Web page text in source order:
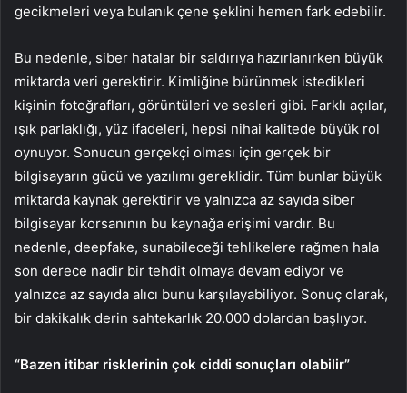
gecikmeleri veya bulanık çene şeklini hemen fark edebilir.
Bu nedenle, siber hatalar bir saldırıya hazırlanırken büyük
miktarda veri gerektirir. Kimliğine bürünmek istedikleri
kişinin fotoğrafları, görüntüleri ve sesleri gibi. Farklı açılar,
ışık parlaklığı, yüz ifadeleri, hepsi nihai kalitede büyük rol
oynuyor. Sonucun gerçekçi olması için gerçek bir
bilgisayarın gücü ve yazılımı gereklidir. Tüm bunlar büyük
miktarda kaynak gerektirir ve yalnızca az sayıda siber
bilgisayar korsanının bu kaynağa erişimi vardır. Bu
nedenle, deepfake, sunabileceği tehlikelere rağmen hala
son derece nadir bir tehdit olmaya devam ediyor ve
yalnızca az sayıda alıcı bunu karşılayabiliyor. Sonuç olarak,
bir dakikalık derin sahtekarlık 20.000 dolardan başlıyor.
“Bazen itibar risklerinin çok ciddi sonuçları olabilir”